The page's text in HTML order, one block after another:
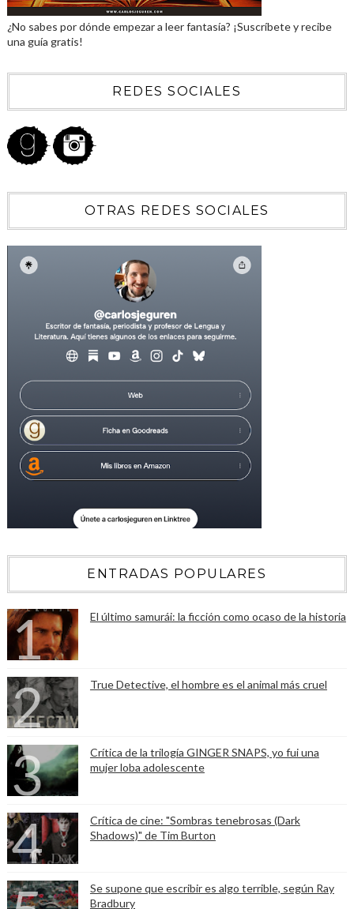
¿No sabes por dónde empezar a leer fantasía? ¡Suscríbete y recibe
una guía gratis!
REDES SOCIALES
OTRAS REDES SOCIALES
ENTRADAS POPULARES
El último samurái: la ficción como ocaso de la historia
True Detective, el hombre es el animal más cruel
Crítica de la trilogía GINGER SNAPS, yo fui una
mujer loba adolescente
Crítica de cine: "Sombras tenebrosas (Dark
Shadows)" de Tim Burton
Se supone que escribir es algo terrible, según Ray
Bradbury